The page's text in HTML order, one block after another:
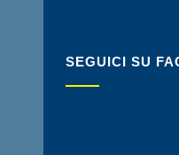
SEGUICI SU